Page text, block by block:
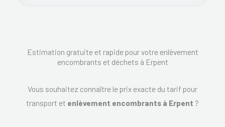
Estimation gratuite et rapide pour votre enlèvement
encombrants et déchets à Erpent
Vous souhaitez connaître le prix exacte du tarif pour
transport et enlèvement encombrants à Erpent ?